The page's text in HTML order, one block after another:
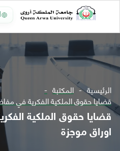
الرئيسية المكتبة
قضايا حقوق الملكية الفكرية في
قضايا حقوق الملكية
اوراق موجزة